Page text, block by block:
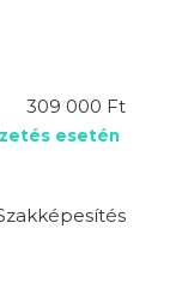
309 000 Ft
esetén